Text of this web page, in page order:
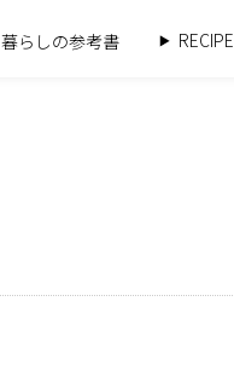
暮らしの参考書